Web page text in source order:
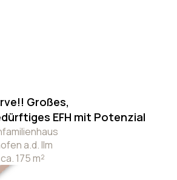
Großes,
EFH mit Potenzial
a.d. Ilm
175 m²